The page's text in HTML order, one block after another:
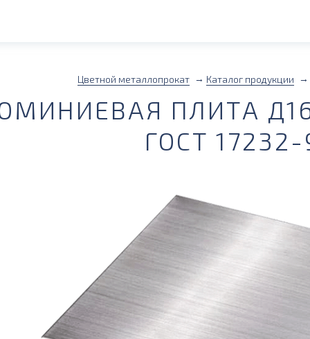
Цветной металлопрокат Каталог продукции
ПЛИТА
ГОСТ